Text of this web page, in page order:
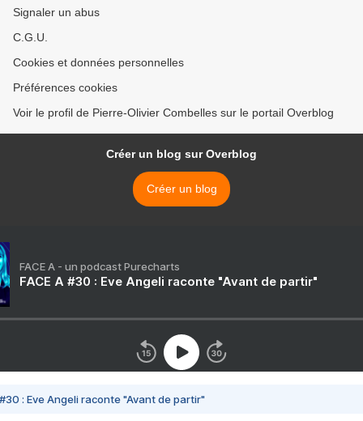
Signaler un abus
C.G.U.
Cookies et données personnelles
Préférences cookies
Voir le profil de Pierre-Olivier Combelles sur le portail Overblog
Créer un blog sur Overblog
Créer un blog
FACE A - un podcast Purecharts
FACE A #30 : Eve Angeli raconte "Avant de partir"
#30 : Eve Angeli raconte "Avant de partir"